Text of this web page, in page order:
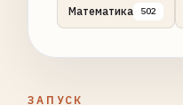
Математика 502
ЗАПУСК